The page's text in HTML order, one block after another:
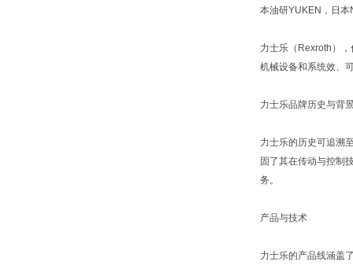
本油研YUKEN，日本
力士乐（Rexroth）
机械设备和系统效、
力士乐品牌历史与背
力士乐的历史可追溯
固了其在传动与控制
务。
产品与技术
力士乐的产品线涵盖